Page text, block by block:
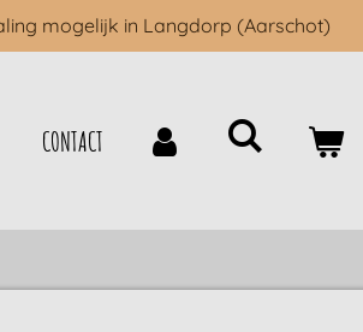
mogelijk in Langdorp (Aarschot)
CONTACT